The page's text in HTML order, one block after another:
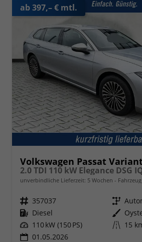
ab 397,– € mtl.
Volkswagen Passat
2.0 TDI 110 kW Elegance DSG
unverbindliche Lieferzeit: 5 Wochen
Fahrzeugnr. 357037 Getriebe
Kraftstoff Diesel Außenfarbe
Leistung 110 kW (150 PS) Kilometerstand 15
01.05.2026